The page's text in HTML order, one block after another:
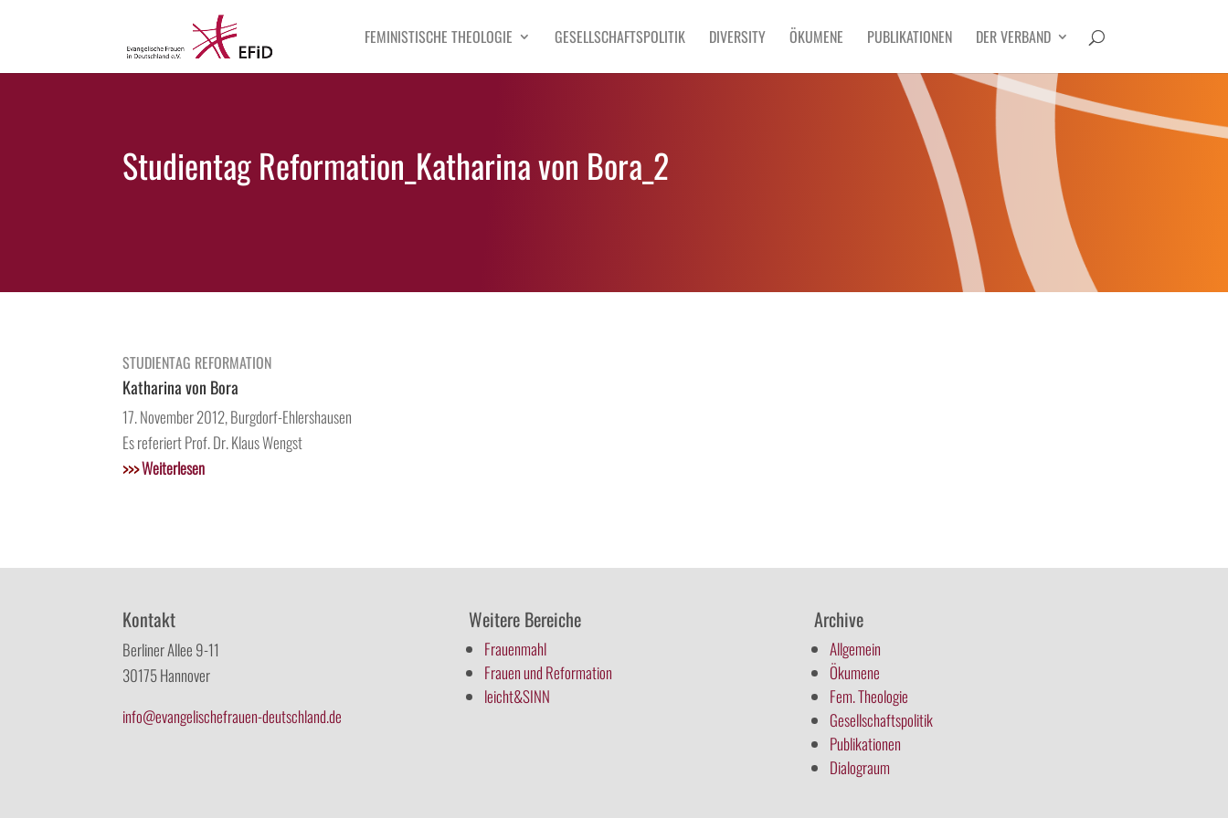
FEMINISTISCHE THEOLOGIE GESELLSCHAFTSPOLITIK DIVERSITY ÖKUMENE PUBLIKATIONEN DER VERBAND
Studientag Reformation_Katharina von Bora_2
STUDIENTAG REFORMATION
Katharina von Bora
17. November 2012, Burgdorf-Ehlershausen
Es referiert Prof. Dr. Klaus Wengst
>>>Weiterlesen
Kontakt
Berliner Allee 9-11
30175 Hannover
info@evangelischefrauen-deutschland.de
Weitere Bereiche
Frauenmahl
Frauen und Reformation
leicht&SINN
Archive
Allgemein
Ökumene
Fem. Theologie
Gesellschaftspolitik
Publikationen
Dialograum